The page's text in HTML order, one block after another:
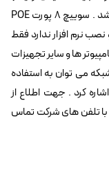
ارائه می دهد که با بودجه کمی قابل تهیه می باشد . سوییچ 8 پورت POE
بندی و نصب نرم افزار ندارد فقط
ها و سایر تجهیزات
می توان به استفاده
کرد . جهت اطلاع از
قیمت سوییچ 8 پورت POE سیسکو SF110D-08HP‌ با تلفن های شرکت تماس